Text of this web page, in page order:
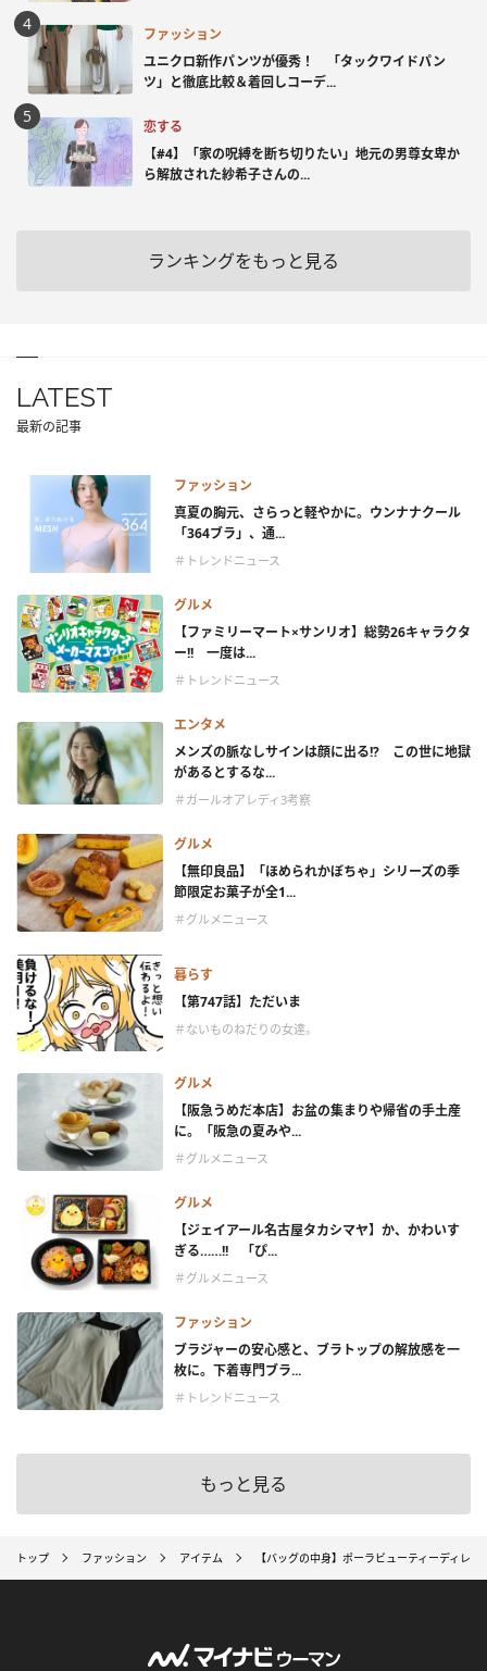
ファッション
ユニクロ新作パンツが優秀！ 「タックワイドパン
ツ」と徹底比較＆着回しコーデ...
恋する
【#4】「家の呪縛を断ち切りたい」地元の男尊女卑か
ら解放された紗希子さんの...
ランキングをもっと見る
LATEST
最新の記事
ファッション
真夏の胸元、さらっと軽やかに。ウンナナクール
「364ブラ」、通...
＃トレンドニュース
グルメ
【ファミリーマート×サンリオ】総勢26キャラクタ
ー!! 一度は...
＃トレンドニュース
エンタメ
メンズの脈なしサインは顔に出る!? この世に地獄
があるとするな...
＃ガールオアレディ3考察
グルメ
【無印良品】「ほめられかぼちゃ」シリーズの季
節限定お菓子が全1...
＃グルメニュース
暮らす
【第747話】ただいま
＃ないものねだりの女達。
グルメ
【阪急うめだ本店】お盆の集まりや帰省の手土産
に。「阪急の夏みや...
＃グルメニュース
グルメ
【ジェイアール名古屋タカシマヤ】か、かわいす
ぎる……!! 「ぴ...
＃グルメニュース
ファッション
ブラジャーの安心感と、ブラトップの解放感を一
枚に。下着専門ブラ...
＃トレンドニュース
もっと見る
トップ ファッション アイテム 【バッグの中身】ポーラビューティーディレ